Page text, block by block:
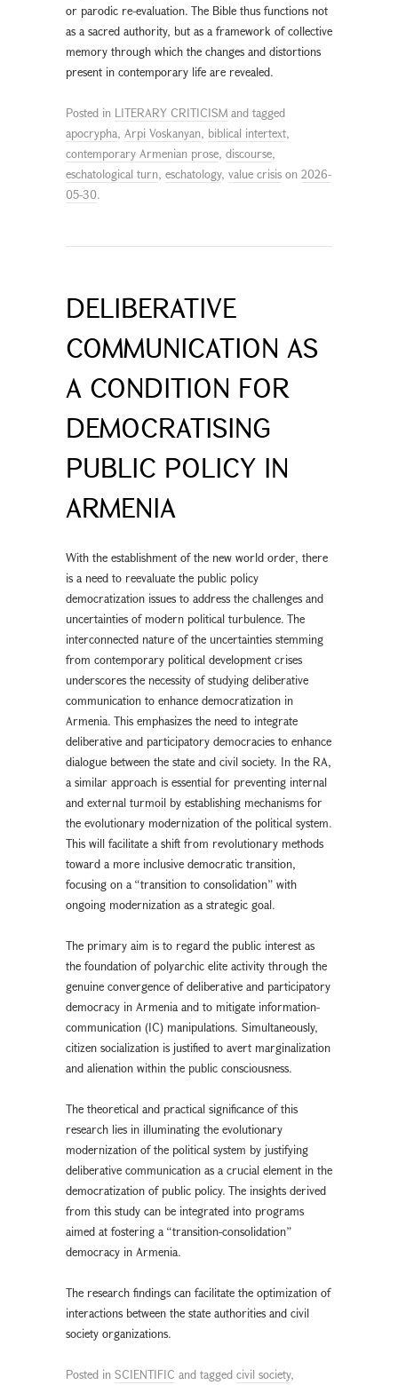
or parodic re-evaluation. The Bible thus functions not
as a sacred authority, but as a framework of collective
memory through which the changes and distortions
present in contemporary life are revealed.
Posted in LITERARY CRITICISM and tagged
apocrypha, Arpi Voskanyan, biblical intertext,
contemporary Armenian prose, discourse,
eschatological turn, eschatology, value crisis on 2026-
05-30.
DELIBERATIVE
COMMUNICATION AS
A CONDITION FOR
DEMOCRATISING
PUBLIC POLICY IN
ARMENIA
With the establishment of the new world order, there
is a need to reevaluate the public policy
democratization issues to address the challenges and
uncertainties of modern political turbulence. The
interconnected nature of the uncertainties stemming
from contemporary political development crises
underscores the necessity of studying deliberative
communication to enhance democratization in
Armenia. This emphasizes the need to integrate
deliberative and participatory democracies to enhance
dialogue between the state and civil society. In the RA,
a similar approach is essential for preventing internal
and external turmoil by establishing mechanisms for
the evolutionary modernization of the political system.
This will facilitate a shift from revolutionary methods
toward a more inclusive democratic transition,
focusing on a “transition to consolidation” with
ongoing modernization as a strategic goal.
The primary aim is to regard the public interest as
the foundation of polyarchic elite activity through the
genuine convergence of deliberative and participatory
democracy in Armenia and to mitigate information-
communication (IC) manipulations. Simultaneously,
citizen socialization is justified to avert marginalization
and alienation within the public consciousness.
The theoretical and practical significance of this
research lies in illuminating the evolutionary
modernization of the political system by justifying
deliberative communication as a crucial element in the
democratization of public policy. The insights derived
from this study can be integrated into programs
aimed at fostering a “transition-consolidation”
democracy in Armenia.
The research findings can facilitate the optimization of
interactions between the state authorities and civil
society organizations.
Posted in SCIENTIFIC and tagged civil society,